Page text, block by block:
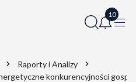
Raporty i Analizy
konkurencyjności